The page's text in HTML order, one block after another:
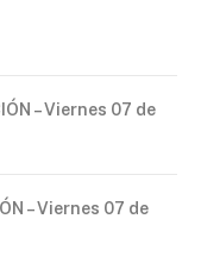
– Viernes 07 de
– Viernes 07 de